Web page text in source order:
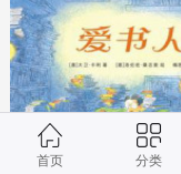
首页 分类